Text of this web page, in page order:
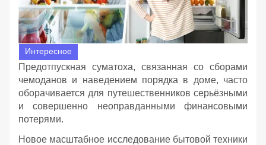
Интересное
Предотпускная суматоха, связанная со сборами
чемоданов и наведением порядка в доме, часто
оборачивается для путешественников серьёзными
и совершенно неоправданными финансовыми
потерями.
Новое масштабное исследование бытовой техники